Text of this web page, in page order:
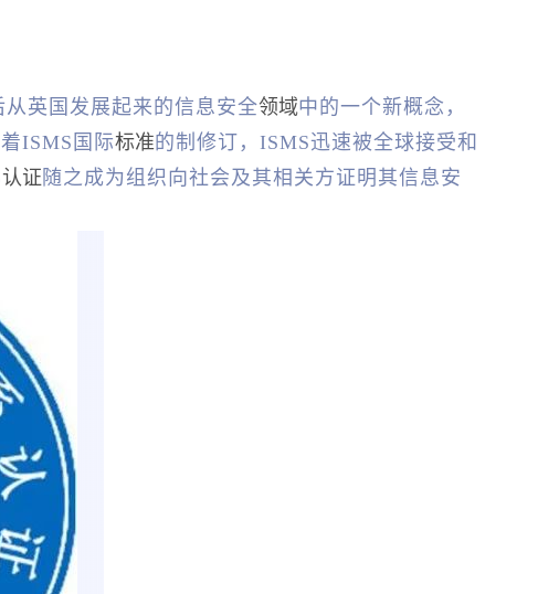
从英国发展起来的信息安全领域中的一个新概念，
ISMS国际标准的制修订，ISMS迅速被全球接受和
认证 随之成为组织向社会及其相关方证明其信息安